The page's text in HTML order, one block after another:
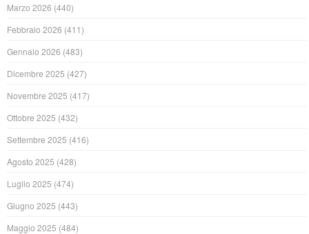
Marzo 2026 (440)
Febbraio 2026 (411)
Gennaio 2026 (483)
Dicembre 2025 (427)
Novembre 2025 (417)
Ottobre 2025 (432)
Settembre 2025 (416)
Agosto 2025 (428)
Luglio 2025 (474)
Giugno 2025 (443)
Maggio 2025 (484)